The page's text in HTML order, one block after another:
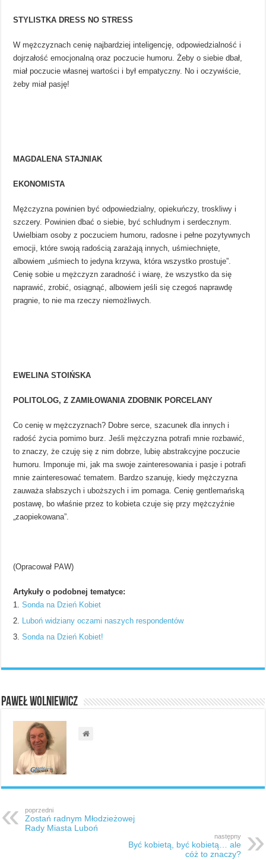
STYLISTKA DRESS NO STRESS
W mężczyznach cenię najbardziej inteligencję, odpowiedzialność i
dojrzałość emocjonalną oraz poczucie humoru. Żeby o siebie dbał,
miał poczucie własnej wartości i był empatyczny. No i oczywiście,
żeby miał pasję!
MAGDALENA STAJNIAK
EKONOMISTA
Mężczyzna powinien być odpowiedzialny, opiekuńczy, troskliwy i
szczery. Powinien dbać o siebie, być schludnym i serdecznym.
Uwielbiam osoby z poczuciem humoru, radosne i pełne pozytywnych
emocji, które swoją radością zarażają innych, uśmiechnięte,
albowiem „uśmiech to jedyna krzywa, która wszystko prostuje”.
Cenię sobie u mężczyzn zaradność i wiarę, że wszystko da się
naprawić, zrobić, osiągnąć, albowiem jeśli się czegoś naprawdę
pragnie, to nie ma rzeczy niemożliwych.
EWELINA STOIŃSKA
POLITOLOG, Z ZAMIŁOWANIA ZDOBNIK PORCELANY
Co cenię w mężczyznach? Dobre serce, szacunek dla innych i
radość życia pomimo burz. Jeśli mężczyzna potrafi mnie rozbawić,
to znaczy, że czuję się z nim dobrze, lubię abstrakcyjne poczucie
humoru. Imponuje mi, jak ma swoje zainteresowania i pasje i potrafi
mnie zainteresować tematem. Bardzo szanuję, kiedy mężczyzna
zauważa słabszych i uboższych i im pomaga. Cenię gentlemańską
postawę, bo właśnie przez to kobieta czuje się przy mężczyźnie
„zaopiekowana”.
(Opracował PAW)
Artykuły o podobnej tematyce:
Sonda na Dzień Kobiet
Luboń widziany oczami naszych respondentów
Sonda na Dzień Kobiet!
Paweł Wolniewicz
poprzedni
Zostań radnym Młodzieżowej
Rady Miasta Luboń
następny
Być kobietą, być kobietą… ale
cóż to znaczy?